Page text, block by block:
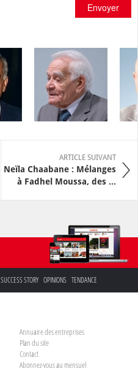
Envoyer
ARTICLE SUIVANT
Neïla Chaabane : Mélanges
à Fadhel Moussa, des ...
SUCCESS STORY OPINIONS TENDANCE
Annuaire des entreprises
Plan du site
Contact
Abonnez-vous au mensuel